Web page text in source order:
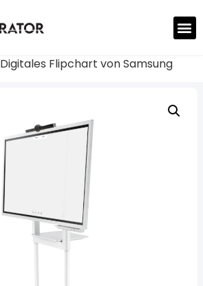
Digitales Flipchart von Samsung